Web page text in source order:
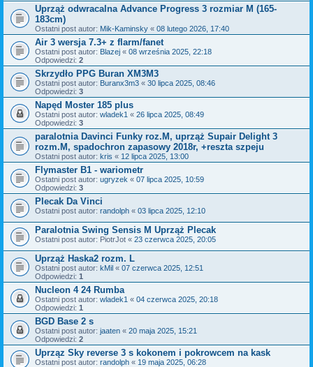
Uprząż odwracalna Advance Progress 3 rozmiar M (165-
183cm)
Ostatni post autor: Mik-Kaminsky « 08 lutego 2026, 17:40
Air 3 wersja 7.3+ z flarm/fanet
Ostatni post autor: Blazej « 08 września 2025, 22:18
Odpowiedzi: 2
Skrzydło PPG Buran XM3M3
Ostatni post autor: Buranx3m3 « 30 lipca 2025, 08:46
Odpowiedzi: 3
Napęd Moster 185 plus
Ostatni post autor: wladek1 « 26 lipca 2025, 08:49
Odpowiedzi: 3
paralotnia Davinci Funky roz.M, uprząż Supair Delight 3
rozm.M, spadochron zapasowy 2018r, +reszta szpeju
Ostatni post autor: kris « 12 lipca 2025, 13:00
Flymaster B1 - wariometr
Ostatni post autor: ugryzek « 07 lipca 2025, 10:59
Odpowiedzi: 3
Plecak Da Vinci
Ostatni post autor: randolph « 03 lipca 2025, 12:10
Paralotnia Swing Sensis M Uprząż Plecak
Ostatni post autor: PiotrJot « 23 czerwca 2025, 20:05
Uprząż Haska2 rozm. L
Ostatni post autor: kMil « 07 czerwca 2025, 12:51
Odpowiedzi: 1
Nucleon 4 24 Rumba
Ostatni post autor: wladek1 « 04 czerwca 2025, 20:18
Odpowiedzi: 1
BGD Base 2 s
Ostatni post autor: jaaten « 20 maja 2025, 15:21
Odpowiedzi: 2
Uprząz Sky reverse 3 s kokonem i pokrowcem na kask
Ostatni post autor: randolph « 19 maja 2025, 06:28